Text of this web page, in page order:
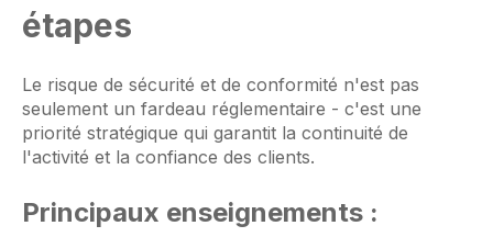
étapes
Le risque de sécurité et de conformité n'est pas
seulement un fardeau réglementaire - c'est une
priorité stratégique qui garantit la continuité de
l'activité et la confiance des clients.
Principaux enseignements :